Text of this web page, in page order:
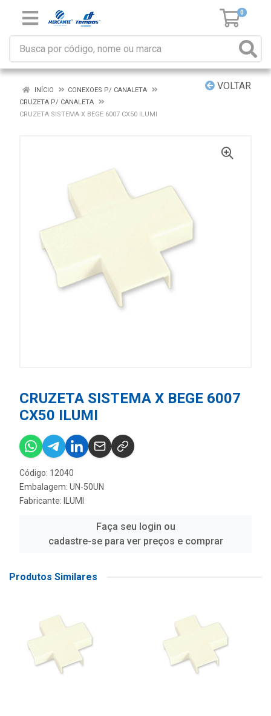
0
VOLTAR
INÍCIO
CONEXOES P/ CANALETA
CRUZETA P/ CANALETA
CRUZETA SISTEMA X BEGE 6007 CX50 ILUMI
CRUZETA SISTEMA X BEGE 6007
CX50 ILUMI
Código: 12040
Embalagem: UN-50UN
Fabricante:
ILUMI
Faça seu login ou
cadastre-se para ver preços e comprar
Produtos Similares